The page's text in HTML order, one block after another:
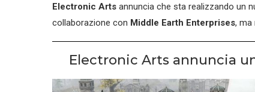
Electronic Arts annuncia che sta realizzando un
collaborazione con Middle Earth Enterprises, ma
Electronic Arts annuncia